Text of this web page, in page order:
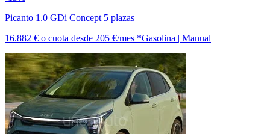
Picanto 1.0 GDi Concept 5 plazas
16.882 € o cuota desde 205 €/mes *Gasolina | Manual